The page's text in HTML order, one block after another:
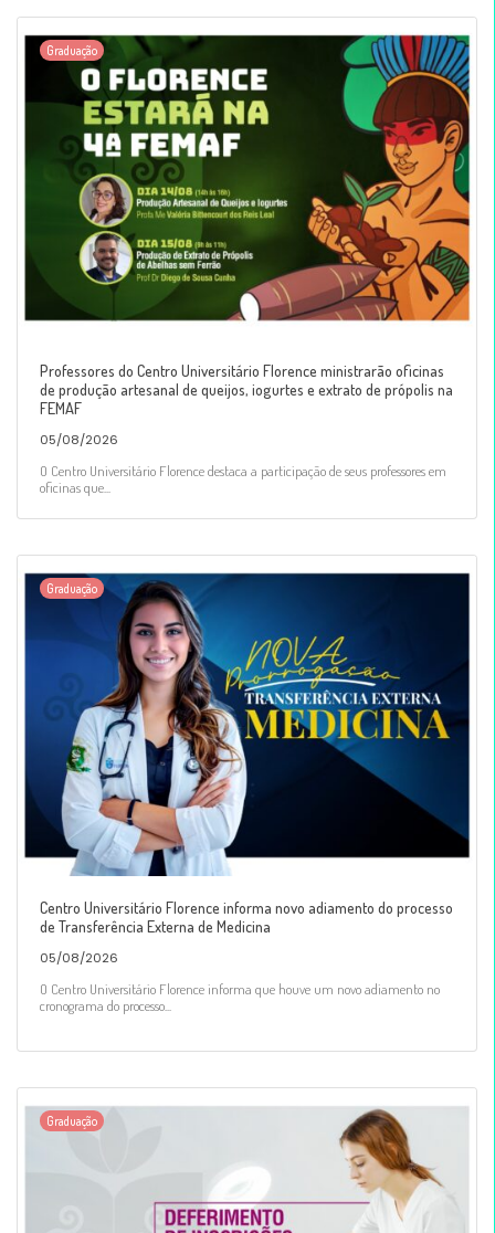
Graduação
Professores do Centro Universitário Florence ministrarão oficinas
de produção artesanal de queijos, iogurtes e extrato de própolis na
FEMAF
05/08/2026
O Centro Universitário Florence destaca a participação de seus professores em
oficinas que...
Graduação
Centro Universitário Florence informa novo adiamento do processo
de Transferência Externa de Medicina
05/08/2026
O Centro Universitário Florence informa que houve um novo adiamento no
cronograma do processo...
Graduação